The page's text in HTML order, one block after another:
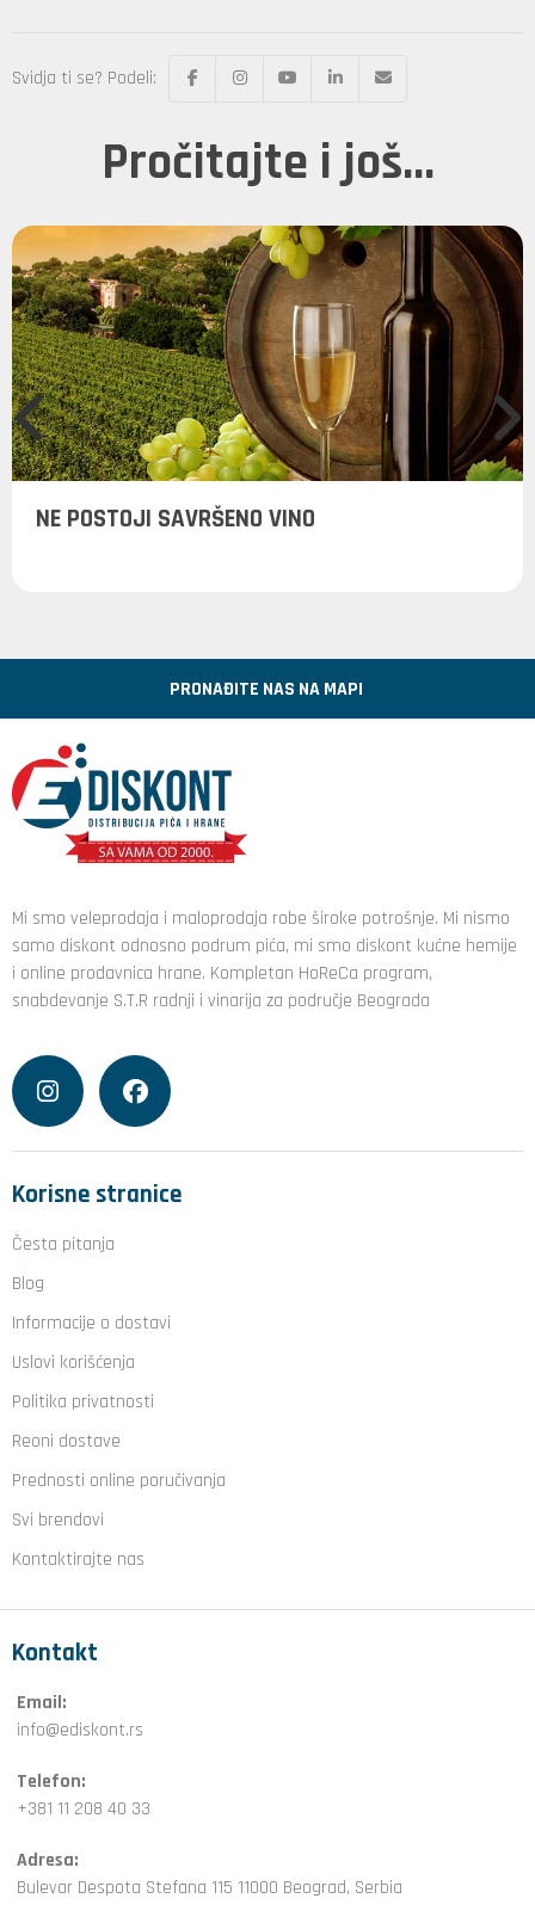
Svidja ti se? Podeli:
Pročitajte i još...
NE POSTOJI SAVRŠENO VINO
PRONAĐITE NAS NA MAPI
Mi smo veleprodaja i maloprodaja robe široke potrošnje. Mi nismo
samo diskont odnosno podrum pića, mi smo diskont kućne hemije
i online prodavnica hrane. Kompletan HoReCa program,
snabdevanje S.T.R radnji i vinarija za područje Beograda
Korisne stranice
Česta pitanja
Blog
Informacije o dostavi
Uslovi korišćenja
Politika privatnosti
Reoni dostave
Prednosti online poručivanja
Svi brendovi
Kontaktirajte nas
Kontakt
Email:
info@ediskont.rs
Telefon:
+381 11 208 40 33
Adresa:
Bulevar Despota Stefana 115 11000 Beograd, Serbia